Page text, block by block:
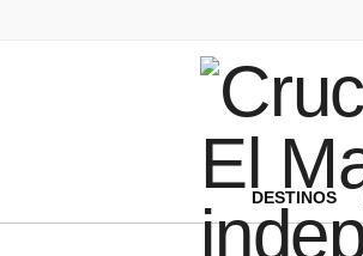
DESTINOS